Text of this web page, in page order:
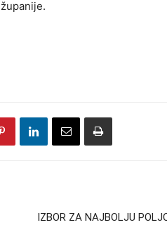
IZBOR ZA NAJBOLJU